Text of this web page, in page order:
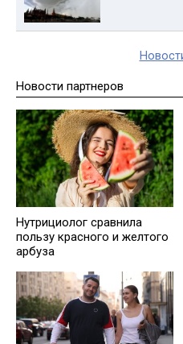
Новости партнеров
Нутрициолог сравнила
пользу красного и желтого
арбуза